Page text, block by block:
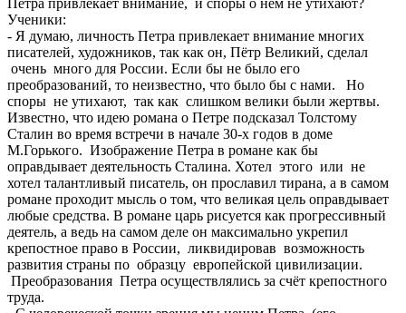
Петра привлекает внимание, и споры о нём не утихают?
Ученики:
- Я думаю, личность Петра привлекает внимание многих
писателей, художников, так как он, Пётр Великий, сделал
очень много для России. Если бы не было его
преобразований, то неизвестно, что было бы с нами. Но
споры не утихают, так как слишком велики были жертвы.
Известно, что идею романа о Петре подсказал Толстому
Сталин во время встречи в начале 30-х годов в доме
М.Горького. Изображение Петра в романе как бы
оправдывает деятельность Сталина. Хотел этого или не
хотел талантливый писатель, он прославил тирана, а в самом
романе проходит мысль о том, что великая цель оправдывает
любые средства. В романе царь рисуется как прогрессивный
деятель, а ведь на самом деле он максимально укрепил
крепостное право в России, ликвидировав возможность
развития страны по образцу европейской цивилизации.
Преобразования Петра осуществлялись за счёт крепостного
труда.